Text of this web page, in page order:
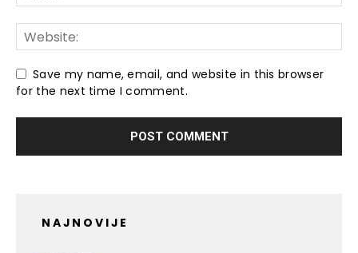
Save my name, email, and website in this browser
for the next time I comment.
NAJNOVIJE